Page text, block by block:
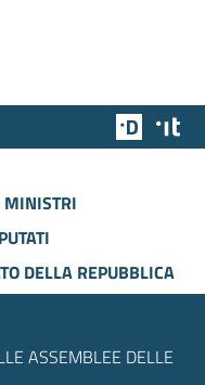
Team
MINISTRI
DELLA REPUBBLICA
ASSEMBLEE DELLE